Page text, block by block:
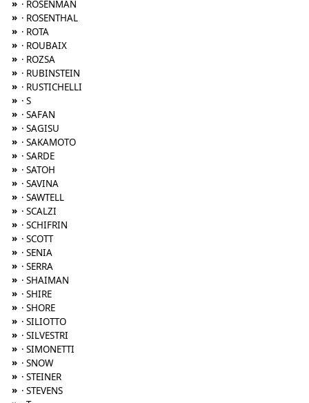
» · ROSENMAN
» · ROSENTHAL
» · ROTA
» · ROUBAIX
» · ROZSA
» · RUBINSTEIN
» · RUSTICHELLI
» · S
» · SAFAN
» · SAGISU
» · SAKAMOTO
» · SARDE
» · SATOH
» · SAVINA
» · SAWTELL
» · SCALZI
» · SCHIFRIN
» · SCOTT
» · SENIA
» · SERRA
» · SHAIMAN
» · SHIRE
» · SHORE
» · SILIOTTO
» · SILVESTRI
» · SIMONETTI
» · SNOW
» · STEINER
» · STEVENS